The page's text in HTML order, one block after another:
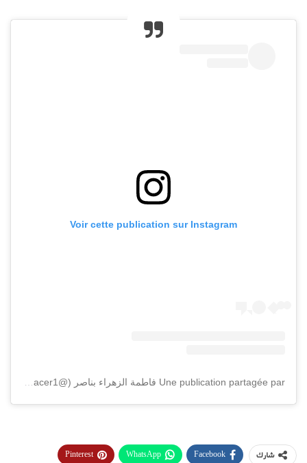
Voir cette publication sur Instagram
شارك Facebook
WhatsApp
Pinterest